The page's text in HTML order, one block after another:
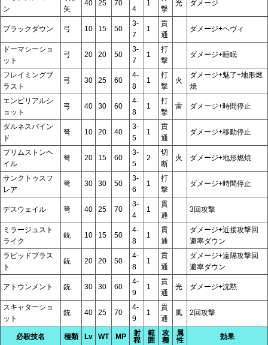
必殺技名 種類 Lv WT MP
射
程
範
囲
攻
種
属
性
効果
ン
矢
40 25 70
4
1
撃
光 ダメージ
プラックダウン 弓 10 15 50
3-
7
1
貫
通
ダメージ+ヘヴィ
ドーマシーショ
ット
弓 20 20 50
3-
7
1
打
撃
ダメージ+睡眠
フレイミングブ
ラスト
弓 30 25 60
4-
8
1
打
撃
火
ダメージ+魅了+地形燃
焼
エンピリアルシ
ョット
弓 40 30 60
4-
8
1
打
撃
雷 ダメージ+時間停止
ダルネスバイン
ド
弩 10 20 40
3-
5
1
貫
通
ダメージ+移動停止
プリムストンヘ
イル
弩 20 15 60
3-
5
2
切
断
火 ダメージ+地形燃焼
サンクトゥスフ
レア
弩 30 30 50
3-
6
1
打
撃
ダメージ+時間停止
デスウェイル 弩 40 25 70
3-
4
1
貫
通
3回攻撃
ミラージュスト
ライク
銃 10 15 50
4-
8
1
貫
通
ダメージ+近接攻撃回
避率ダウン
ラピッドブラス
ト
銃 20 20 50
4-
8
1
貫
通
ダメージ+遠隔攻撃回
避率ダウン
アトウンメント 銃 30 30 60
4-
9
1
貫
通
光 ダメージ+沈黙
スキャターショ
ット
銃 40 25 70
4-
9
1
貫
通
風 2回攻撃